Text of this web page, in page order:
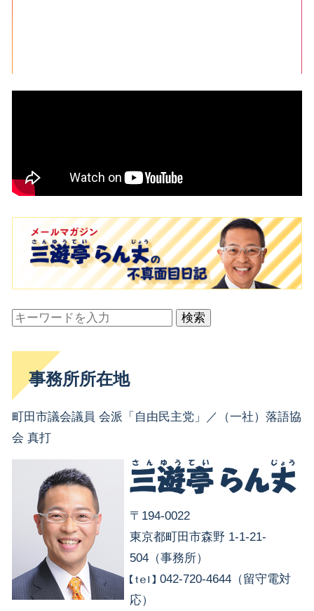
検索
事務所所在地
町田市議会議員 会派「自由民主党」／（一社）落語協
会 真打
〒194-0022
東京都町田市森野 1-1-21-
504（事務所）
042-720-4644（留守電対
応）